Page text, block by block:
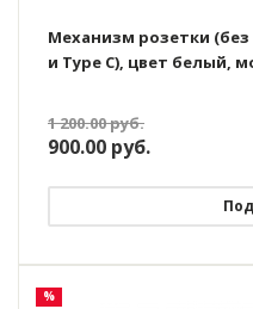
Механизм розетки (без
и Type C), цвет белый,
1 200.00руб.
900.00 руб.
%